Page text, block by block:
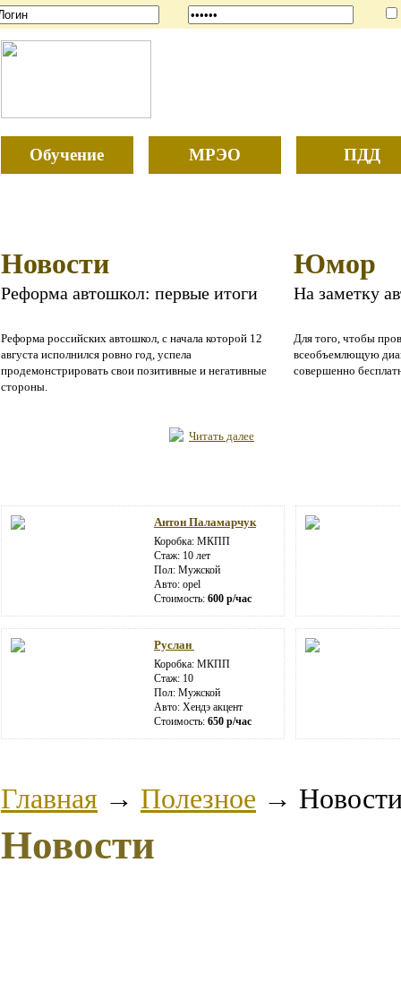
Обучение МРЭО ПДД
Новости
Реформа автошкол: первые итоги
Реформа российских автошкол, с начала которой 12
августа исполнился ровно год, успела
продемонстрировать свои позитивные и негативные
стороны.
Читать далее
Юмор
На заметку
Для того, чтобы
всеобъемлющую
совершенно
Антон Паламарчук
Коробка: МКПП
Стаж: 10 лет
Пол: Мужской
Авто: opel
Стоимость: 600 р/час
Руслан
Коробка: МКПП
Стаж: 10
Пол: Мужской
Авто: Хендэ акцент
Стоимость: 650 р/час
Главная → Полезное →
Новости